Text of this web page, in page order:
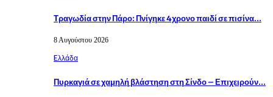
Τραγωδία στην Πάρο: Πνίγηκε 4χρονο παιδί σε πισίνα…
8 Αυγούστου 2026
Eλλάδα
Πυρκαγιά σε χαμηλή βλάστηση στη Σίνδο – Επιχειρούν…